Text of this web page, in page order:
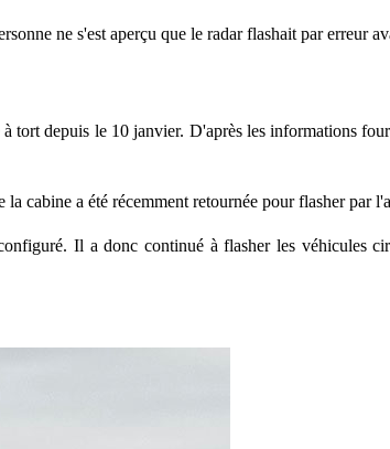
ne s'est aperçu que le radar flashait par erreur
tort depuis le 10 janvier. D'après les informations
cabine a été récemment retournée pour flasher par
Il a donc continué à flasher les véhicules